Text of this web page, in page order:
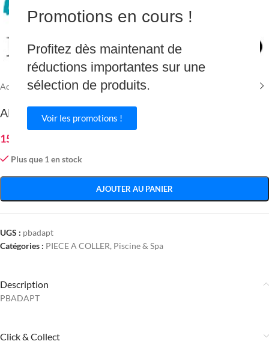
Promotions en cours !
Profitez dès maintenant de
réductions importantes sur une
sélection de produits.
Voir les promotions !
Agrandir
Accueil/Piscine & Spa /PIECE A COLLER
ADAPTATEUR 1 IN 1/2 MF -3397
15.96
Plus que 1 en stock
AJOUTER AU PANIER
UGS : pbadapt
Catégories : PIECE A COLLER, Piscine & Spa
Description
PBADAPT
Click & Collect